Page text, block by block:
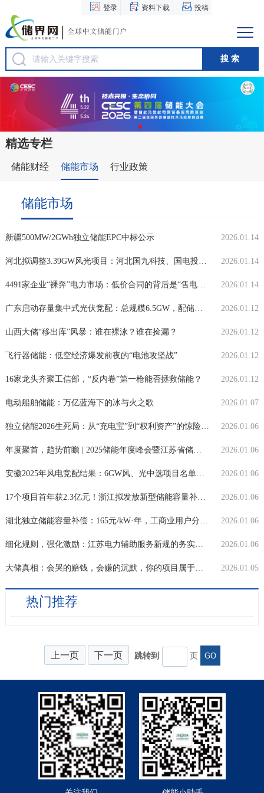
登录 资料下载 投稿
1
精选专栏
储能财经 储能市场 行业政策
储能市场
2026.01.14
新疆500MW/2GWh独立储能EPC中标公示
2026.01.14
河北拟调整3.39GW风光项目：河北国九科技、国电投、金风科技领衔
2026.01.14
4491家企业“裸奔”电力市场：低价合同的背后是“售电跑路”危机？
2026.01.12
广东启动存量集中式光伏竞配：总规模6.5GW，配储最高可加10分
2026.01.12
山西大储“移出库”风暴：谁在裸泳？谁在捡漏？
2026.01.12
飞行器储能：低空经济爆发前夜的“电池攻坚战”
2026.01.12
16家龙头齐聚工信部，“反内卷”第一枪能否拯救储能？
2026.01.07
电动船舶储能：万亿蓝海下的冰与火之歌
2026.01.06
独立储能2026生死局：从“充电宝”到“权利资产”的惊险一跃
2026.01.06
年度聚首，趋势前瞻 | 2025储能年度峰会暨江苏省储能行业协会一届五次工作会议
2026.01.06
安徽2025年风电竞配结果：6GW风、光中选项目名单公布，中广核、华能、大唐规模居首！
2026.01.06
17个项目首年获2.3亿元！浙江拟发放新型储能容量补偿！
2026.01.06
湖北独立储能容量补偿：165元/kW·年，工商业用户分摊，电化学＜240次，压缩空气＜180次，当年容量电费回收20%
2026.01.06
细化规则，强化激励：江苏电力辅助服务新规的务实导向
2026.01.05
大储真相：会哭的赔钱，会赚的沉默，你的项目属于哪类？
热门推荐
上一页 下一页 跳转到 页 GO